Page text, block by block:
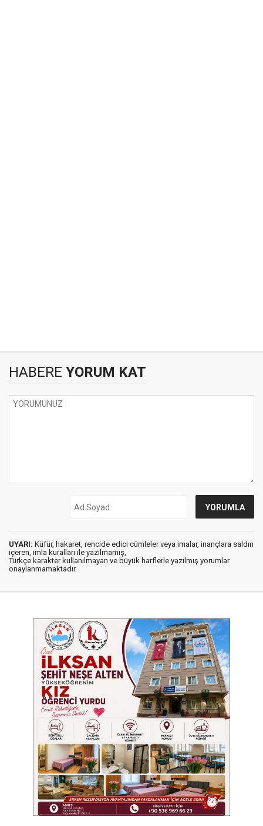
HABERE YORUM KAT
UYARI: Küfür, hakaret, rencide edici cümleler veya imalar, inançlara saldırı
içeren, imla kuralları ile yazılmamış,
Türkçe karakter kullanılmayan ve büyük harflerle yazılmış yorumlar
onaylanmamaktadır.